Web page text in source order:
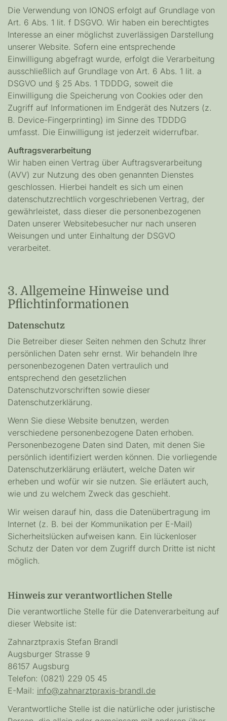
Die Verwendung von IONOS erfolgt auf Grundlage von
Art. 6 Abs. 1 lit. f DSGVO. Wir haben ein berechtigtes
Interesse an einer möglichst zuverlässigen Darstellung
unserer Website. Sofern eine entsprechende
Einwilligung abgefragt wurde, erfolgt die Verarbeitung
ausschließlich auf Grundlage von Art. 6 Abs. 1 lit. a
DSGVO und § 25 Abs. 1 TDDDG, soweit die
Einwilligung die Speicherung von Cookies oder den
Zugriff auf Informationen im Endgerät des Nutzers (z.
B. Device-Fingerprinting) im Sinne des TDDDG
umfasst. Die Einwilligung ist jederzeit widerrufbar.
Auftragsverarbeitung
Wir haben einen Vertrag über Auftragsverarbeitung
(AVV) zur Nutzung des oben genannten Dienstes
geschlossen. Hierbei handelt es sich um einen
datenschutzrechtlich vorgeschriebenen Vertrag, der
gewährleistet, dass dieser die personenbezogenen
Daten unserer Websitebesucher nur nach unseren
Weisungen und unter Einhaltung der DSGVO
verarbeitet.
3. Allgemeine Hinweise und
Pflichtinformationen
Datenschutz
Die Betreiber dieser Seiten nehmen den Schutz Ihrer
persönlichen Daten sehr ernst. Wir behandeln Ihre
personenbezogenen Daten vertraulich und
entsprechend den gesetzlichen
Datenschutzvorschriften sowie dieser
Datenschutzerklärung.
Wenn Sie diese Website benutzen, werden
verschiedene personenbezogene Daten erhoben.
Personenbezogene Daten sind Daten, mit denen Sie
persönlich identifiziert werden können. Die vorliegende
Datenschutzerklärung erläutert, welche Daten wir
erheben und wofür wir sie nutzen. Sie erläutert auch,
wie und zu welchem Zweck das geschieht.
Wir weisen darauf hin, dass die Datenübertragung im
Internet (z. B. bei der Kommunikation per E-Mail)
Sicherheitslücken aufweisen kann. Ein lückenloser
Schutz der Daten vor dem Zugriff durch Dritte ist nicht
möglich.
Hinweis zur verantwortlichen Stelle
Die verantwortliche Stelle für die Datenverarbeitung auf
dieser Website ist:
Zahnarztpraxis Stefan Brandl
Augsburger Strasse 9
86157 Augsburg
Telefon: (0821) 229 05 45
E-Mail: info@zahnarztpraxis-brandl.de
Verantwortliche Stelle ist die natürliche oder juristische